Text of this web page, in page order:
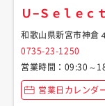
Ｕ−Ｓｅｌｅｃ
和歌山県新宮市神倉
0735-23-1250
営業時間：09:30～
営業日カレンダ